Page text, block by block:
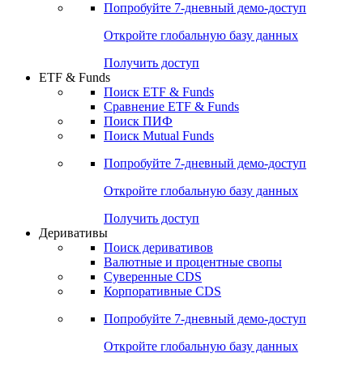
Попробуйте 7-дневный демо-доступ
Откройте глобальную базу данных
Получить доступ
ETF & Funds
Поиск ETF & Funds
Сравнение ETF & Funds
Поиск ПИФ
Поиск Mutual Funds
Попробуйте 7-дневный демо-доступ
Откройте глобальную базу данных
Получить доступ
Деривативы
Поиск деривативов
Валютные и процентные свопы
Суверенные CDS
Корпоративные CDS
Попробуйте 7-дневный демо-доступ
Откройте глобальную базу данных